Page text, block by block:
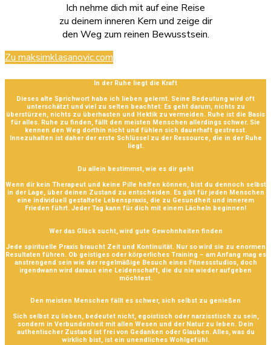
Ich nehme dich mit auf eine Reise
zu deinem inneren Kern und zeige dir
den Weg zum reinen Bewusstsein.
Zu maksimklasanovic.com
In der Ruhe liegt die Kraft
Dieses alte Sprichwort habe ich lieben gelernt. Seine Bedeutung wird oft
unterschätzt und viel zu selten beachtet: Es geht darum, nichts zu
überstürzen, nichts zu überhasten und Hektik zu vermeiden. Ruhe ist die Basis
für alles. Ruhe zu finden, fällt den meisten Menschen allerdings schwer. Sie
kennen den Weg dorthin nicht und fühlen sich dauerhaft gestresst.
Innezuhalten ist daher der erste Schlüssel zu der Ressource, die in der Ruhe
liegt.
Du allein bestimmst, wie es dir geht
Wenn dir kein Therapeut und keine Pille helfen können, bist du dennoch selbst
in der Lage, über deinen Zustand zu entscheiden. Es gibt für jeden Menschen
eine individuell gestaltete Lebenspraxis, die zu Gesundheit und innerem
Frieden führt. Jeder Tag kann für dich mit einem Lächeln beginnen!
Wer das Glück sucht, wird gute Gewohnheiten finden
Jede spirituelle Praxis braucht Zeit und Kontinuität. Nur so wird sie zu enormen
Resultaten führen. Ob geistiges oder körperliches Training – am Anfang mag es
anstrengend sein wie der regelmäßige Besuch eines Fitnessstudios, doch
irgendwann wird daraus eine Leidenschaft, die du nie wieder aufgeben
möchtest.
Den meisten Menschen fällt es schwer, sich selbst zu genießen
Sich selbst zu lieben, bedeutet nicht, egoistisch oder narzisstisch zu sein,
sondern in Verbundenheit mit allen Wesen und der Natur zu leben. Dein
authentischer Zustand ist frei von Gedanken oder Glauben. Alles, was du
wirklich bist, ist ein unendliches Wohlgefühl.